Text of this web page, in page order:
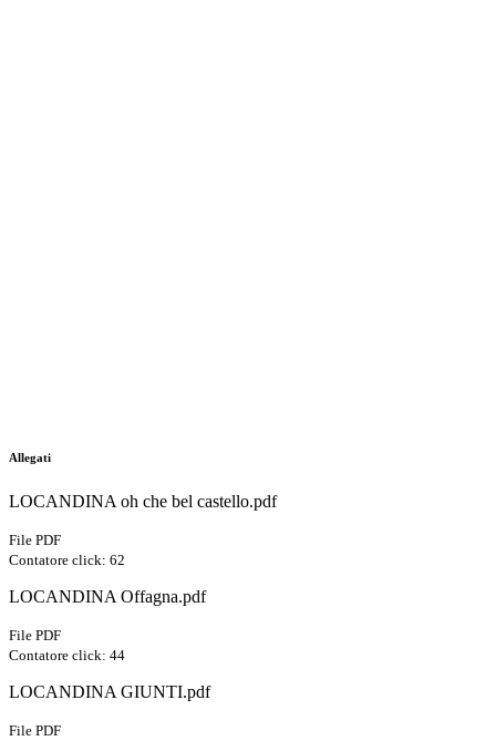
Allegati
LOCANDINA oh che bel castello.pdf
File PDF
Contatore click: 62
LOCANDINA Offagna.pdf
File PDF
Contatore click: 44
LOCANDINA GIUNTI.pdf
File PDF